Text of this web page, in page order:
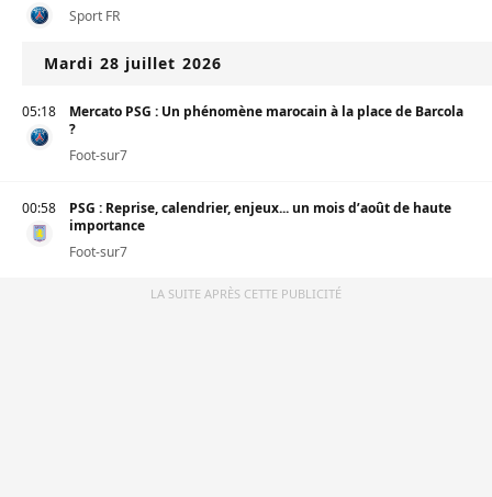
Sport FR
Mardi 28 juillet 2026
05:18
Mercato PSG : Un phénomène marocain à la place de Barcola
?
Foot-sur7
00:58
PSG : Reprise, calendrier, enjeux... un mois d’août de haute
importance
Foot-sur7
LA SUITE APRÈS CETTE PUBLICITÉ